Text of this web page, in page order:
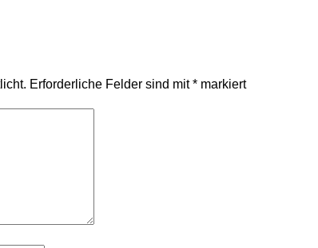
Erforderliche Felder sind mit* markiert